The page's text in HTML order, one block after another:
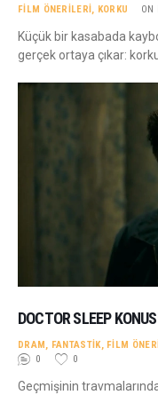
FILM ÖNERILERI, KORKU ON
Küçük bir kasabada
gerçek ortaya çıkar:
DOCTOR SLEEP
DRAM , FANTASTIK, FILM
0
0
Geçmişinin